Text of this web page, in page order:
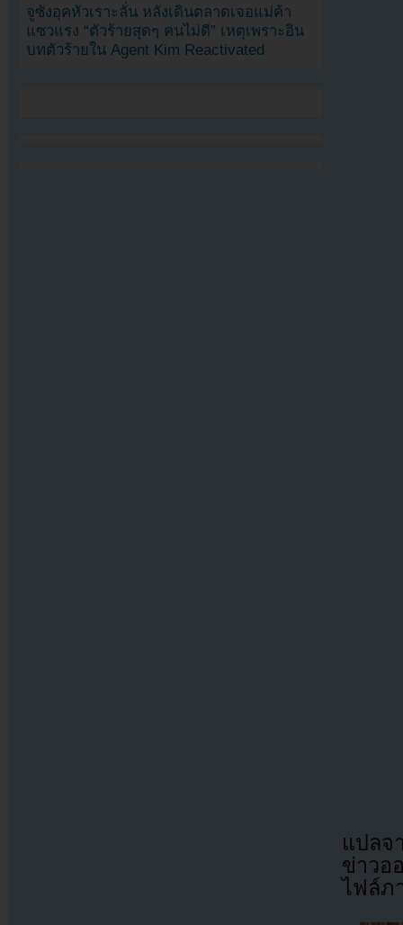
แปลจ
ข่าว
ไฟล์ภ
จูซังอุคหัวเราะลั่น หลังเดินตลาดเจอแม่ค้า
แซวแรง “ตัวร้ายสุดๆ คนไม่ดี” เหตุเพราะอิน
บทตัวร้ายใน Agent Kim Reactivated